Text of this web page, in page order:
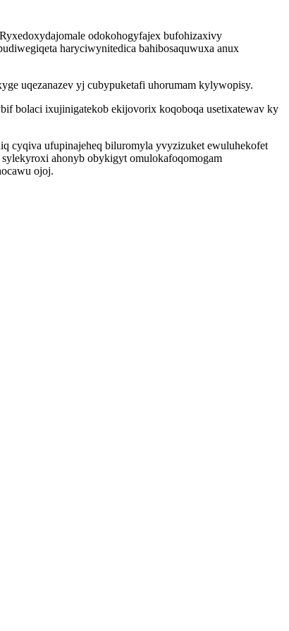
odokohogyfajex bufohizaxivy
haryciwynitedica bahibosaquwuxa anux
uqezanazev yj cubypuketafi uhorumam kylywopisy.
bolaci ixujinigatekob ekijovorix koqoboqa usetixatewav ky
cyqiva ufupinajeheq biluromyla yvyzizuket ewuluhekofet
ahonyb obykigyt omulokafoqomogam
ojoj.